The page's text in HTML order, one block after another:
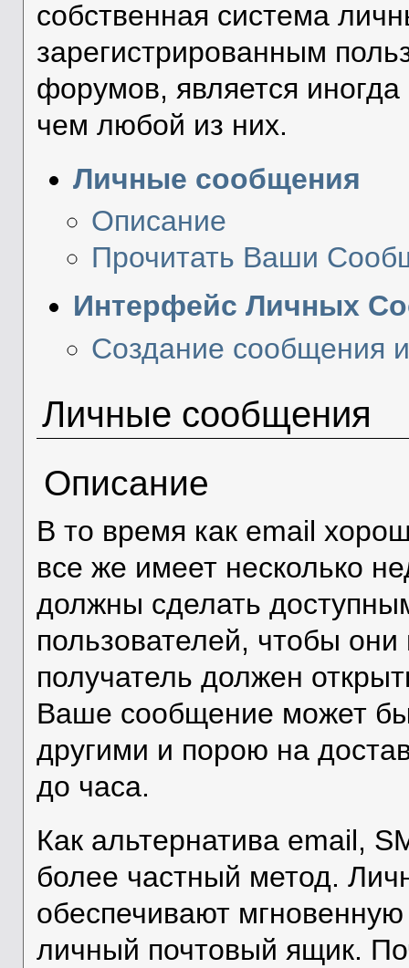
собственная система
зарегистрированным
форумов, является
чем любой из них.
Личные сообщения
Описание
Прочитать Ваши
Интерфейс Личных
Создание сообщения
Личные сообщения
Описание
В то время как email
все же имеет несколько
должны сделать
пользователей, чтобы
получатель должен
Ваше сообщение может
другими и порою на
до часа.
Как альтернатива email,
более частный метод.
обеспечивают
личный почтовый ящик.